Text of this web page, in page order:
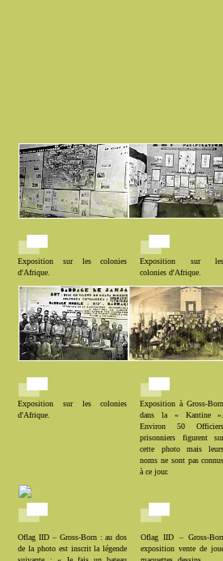
Exposition sur les colonies
d'Afrique.
Exposition sur les
colonies d'Afrique.
Exposition sur les colonies
d'Afrique.
Exposition à Gross-Born
dans la « Kantine ».
Environ 50 Officiers
prisonniers figurent
cette photo mais leurs
noms ne sont pas connus
à ce jour.
Oflag IID – Gross-Born : au dos
de la photo est inscrit la légende
Oflag IID – Gross-
exposition vente de